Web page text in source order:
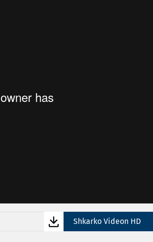
Shkarko Videon HD